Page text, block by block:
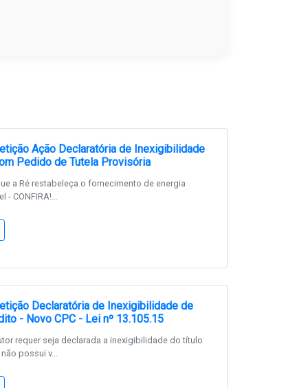
Ação Declaratória de Inexigibilidade
Pedido de Tutela Provisória
a Ré restabeleça o fornecimento de energia
- CONFIRA!...
Declaratória de Inexigibilidade de
- Novo CPC - Lei nº 13.105.15
requer seja declarada a inexigibilidade do título
possui v...